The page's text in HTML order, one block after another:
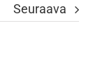
Seuraava